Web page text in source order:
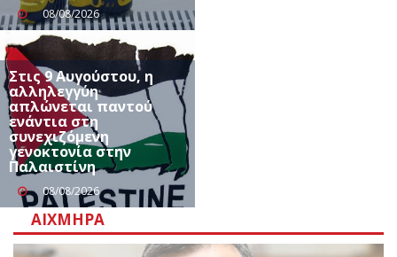
08/08/2026
Στις 9 Αυγούστου, η
αλληλεγγύη
απλώνεται παντού
ενάντια στη
συνεχιζόμενη
γενοκτονία στην
Παλαιστίνη
08/08/2026
ΑΙΧΜΗΡΆ